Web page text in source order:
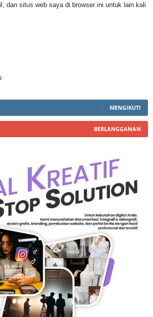
dan situs web saya di browser ini untuk lain kali
MENGIKUTI
BERLANGGANAN